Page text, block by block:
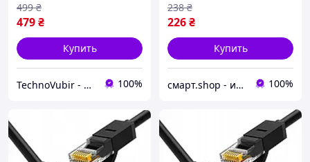
479₴
499 ₴
Купить
TechnoVubir - только качественные аксессуары 100%
226₴
238 ₴
Купить
смарт.shop - интернет магазин электроники 100%